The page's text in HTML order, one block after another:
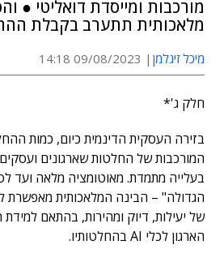
מורכבות ומייסדת דואליטי ●
מלאכותית תתערב בקבלת
מיכל זיגלמן 09/08/2023 14:18
חלק ג'*
בזירה העסקית הדינמית כיום, כמות
המורכבות של החלטות שארגונים
בעלייה מתמדת. מאוטומציה מלאה ועד
הגדולה" – הבינה המלאכותית מאפשרת
של יעילות, דיוק ומהירות, בהתאם
הארגון לכלי AI בהחלטותיו.